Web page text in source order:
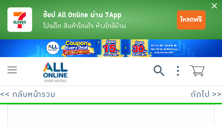
ช้อป All Online ผ่าน 7App
โปรเด็ด สินค้าโดนใจ ห้างใกล้บ้าน
โหลดฟรี
Toggle
<< กลับหน้ารวม ถัดไป >>